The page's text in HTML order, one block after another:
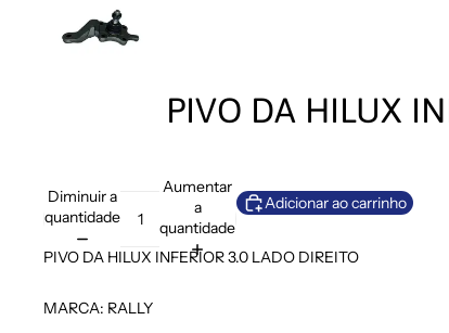
PIVO DA HILUX
Diminuir a
quantidade
Aumentar
a
quantidade
Adicionar ao carrinho
PIVO DA HILUX INFERIOR 3.0 LADO DIREITO
MARCA: RALLY